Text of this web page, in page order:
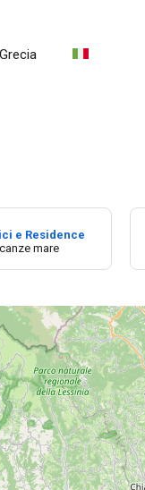
Grecia
e Residence
mare